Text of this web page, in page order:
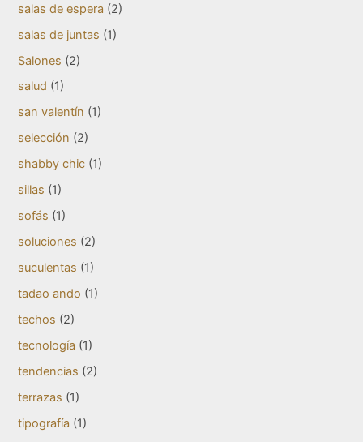
salas de espera (2)
salas de juntas (1)
Salones (2)
salud (1)
san valentín (1)
selección (2)
shabby chic (1)
sillas (1)
sofás (1)
soluciones (2)
suculentas (1)
tadao ando (1)
techos (2)
tecnología (1)
tendencias (2)
terrazas (1)
tipografía (1)